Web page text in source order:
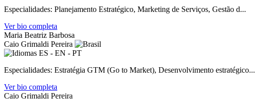
Especialidades: Planejamento Estratégico, Marketing de Serviços, Gestão d...
Ver bio completa
Maria Beatriz Barbosa
Caio Grimaldi Pereira
ES - EN - PT
Especialidades: Estratégia GTM (Go to Market), Desenvolvimento estratégico...
Ver bio completa
Caio Grimaldi Pereira